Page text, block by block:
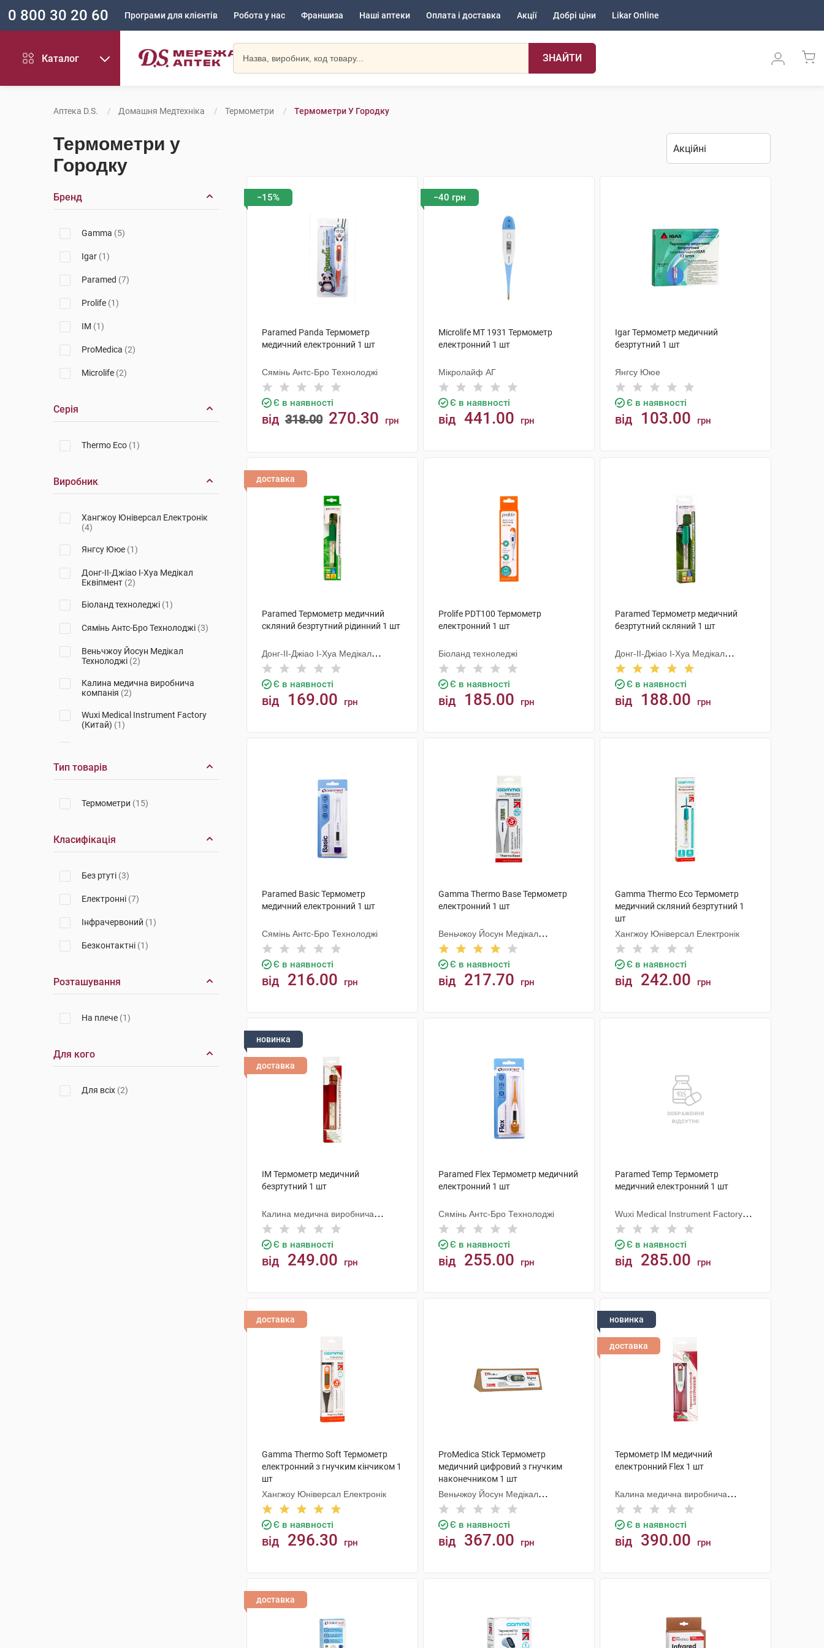
0 800 30 20 60 Програми для клієнтів Робота у нас Франшиза Наші аптеки Оплата і доставка Акції Добрі ціни Likar Online
Каталог ЗНАЙТИ
Аптека D.S. Домашня Медтехніка Термометри Термометри У Городку
Термометри у
Городку
Бренд
Gamma (5)
Igar (1)
Paramed (7)
Prolife (1)
IM (1)
ProMedica (2)
Microlife (2)
Серія
Thermo Eco (1)
Виробник
Хангжоу Юніверсал Електронік
(4)
Янгсу Ююе (1)
Донг-ІІ-Джіао І-Хуа Медікал
Еквіпмент (2)
Біоланд техноледжі (1)
Сямінь Антс-Бро Технолоджі (3)
Веньчжоу Йосун Медікал
Технолоджі (2)
Калина медична виробнича
компанія (2)
Wuxi Medical Instrument Factory
(Китай) (1)
Венжоу Йосун Медікал
Технолоджі(1)
Шенжен Пангоу Електронік
Тип товарів
Термометри (15)
Класифікація
Без ртуті (3)
Електронні (7)
Інфрачервоний (1)
Безконтактні (1)
Розташування
На плече (1)
Для кого
Для всіх (2)
−15%
Paramed Panda Термометр
медичний електронний 1 шт
Сямінь Антс-Бро Технолоджі
Є в наявності
від 318.00 270.30 грн
−40 грн
Microlife MT 1931 Термометр
електронний 1 шт
Мікролайф AГ
Є в наявності
від 441.00 грн
Igar Термометр медичний
безртутний 1 шт
Янгсу Ююе
Є в наявності
від 103.00 грн
доставка
Paramed Термометр медичний
скляний безртутний рідинний 1 шт
Донг-ІІ-Джіао І-Хуа Медікал
Еквіпмент
Є в наявності
від 169.00 грн
Prolife PDT100 Термометр
електронний 1 шт
Біоланд техноледжі
Є в наявності
від 185.00 грн
Paramed Термометр медичний
безртутний скляний 1 шт
Донг-ІІ-Джіао І-Хуа Медікал
Еквіпмент
Є в наявності
від 188.00 грн
Paramed Basic Термометр
медичний електронний 1 шт
Сямінь Антс-Бро Технолоджі
Є в наявності
від 216.00 грн
Gamma Thermo Base Термометр
електронний 1 шт
Веньчжоу Йосун Медікал
Технолоджі
Є в наявності
від 217.70 грн
Gamma Thermo Eco Термометр
медичний скляний безртутний 1
шт
Хангжоу Юніверсал Електронік
Є в наявності
від 242.00 грн
новинка
доставка
IM Термометр медичний
безртутний 1 шт
Калина медична виробнича
компанія
Є в наявності
від 249.00 грн
Paramed Flex Термометр медичний
електронний 1 шт
Сямінь Антс-Бро Технолоджі
Є в наявності
від 255.00 грн
Paramed Temp Термометр
медичний електронний 1 шт
Wuxi Medical Instrument Factory
(Китай)
Є в наявності
від 285.00 грн
доставка
Gamma Thermo Soft Термометр
електронний з гнучким кінчиком 1
шт
Хангжоу Юніверсал Електронік
Є в наявності
від 296.30 грн
ProMedica Stick Термометр
медичний цифровий з гнучким
наконечником 1 шт
Веньчжоу Йосун Медікал
Технолоджі
Є в наявності
від 367.00 грн
новинка
доставка
Термометр IM медичний
електронний Flex 1 шт
Калина медична виробнича
компанія
Є в наявності
від 390.00 грн
доставка